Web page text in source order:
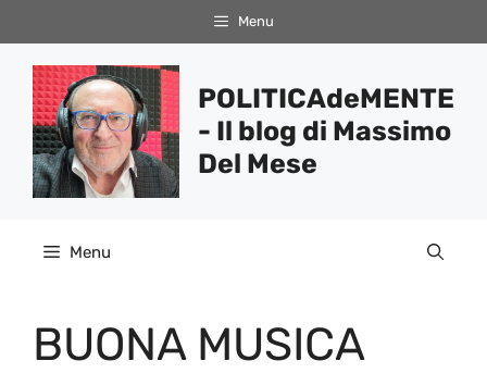
al
contenuto
Menu
POLITICAdeMENTE
- Il blog di Massimo
Del Mese
Menu
BUONA MUSICA